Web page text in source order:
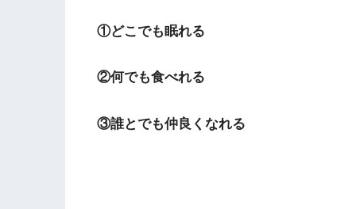
①どこでも眠れる
②何でも食べれる
③誰とでも仲良くなれる